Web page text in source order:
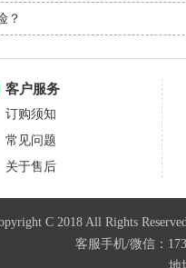
？
客户服务
订购须知
常见问题
关于售后
C 2018 All Rights
客服手机/微信：